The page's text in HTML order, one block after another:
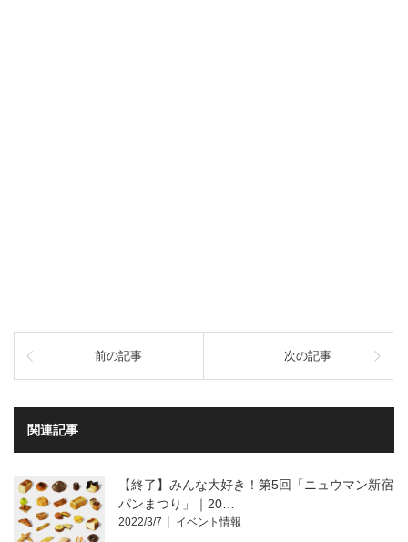
前の記事 次の記事
関連記事
【終了】みんな大好き！第5回「ニュウマン新宿
パンまつり」｜20…
2022/3/7 イベント情報